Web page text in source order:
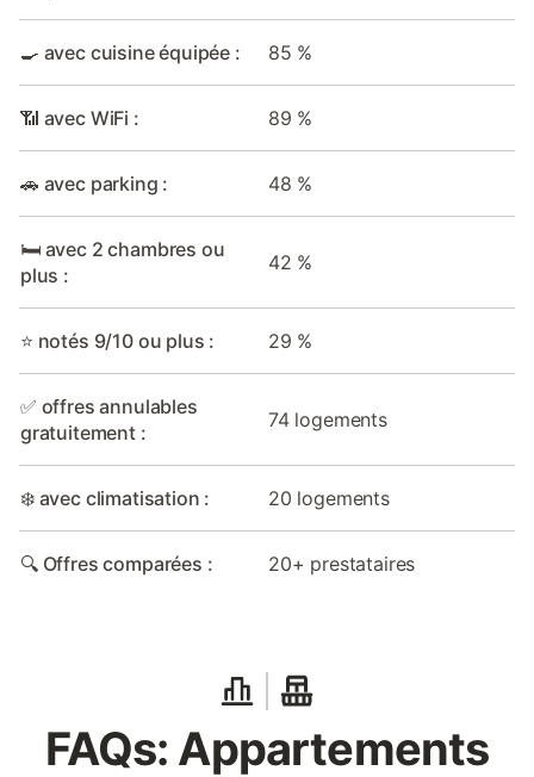
🍳 avec cuisine équipée : 85 %
📶 avec WiFi : 89 %
🚗 avec parking : 48 %
🛏️ avec 2 chambres ou
plus :
42 %
⭐ notés 9/10 ou plus : 29 %
✅ offres annulables
gratuitement :
74 logements
❄️ avec climatisation : 20 logements
🔍 Offres comparées : 20+ prestataires
FAQs: Appartements